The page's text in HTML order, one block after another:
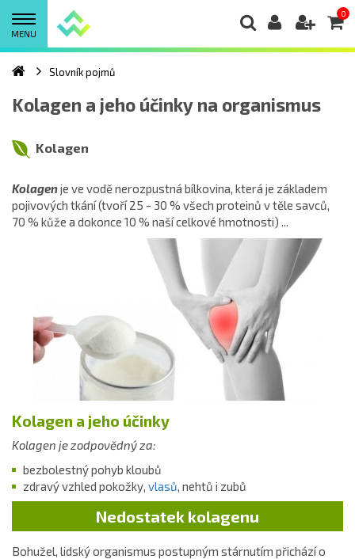
MENU
0
Slovník pojmů
Kolagen a jeho účinky na organismus
Kolagen
Kolagenje ve vodě nerozpustná bílkovina, která je základem
pojivových tkání (tvoří 25 - 30 % všech proteinů v těle savců,
70 % kůže a dokonce 10 % naší celkové hmotnosti) ...
Kolagen a jeho účinky
Kolagen je zodpovědný za:
bezbolestný pohyb kloubů
zdravý vzhled pokožky, vlasů, nehtů i zubů
Nedostatek kolagenu
Bohužel, lidský organismus postupným stárnutím přichází o